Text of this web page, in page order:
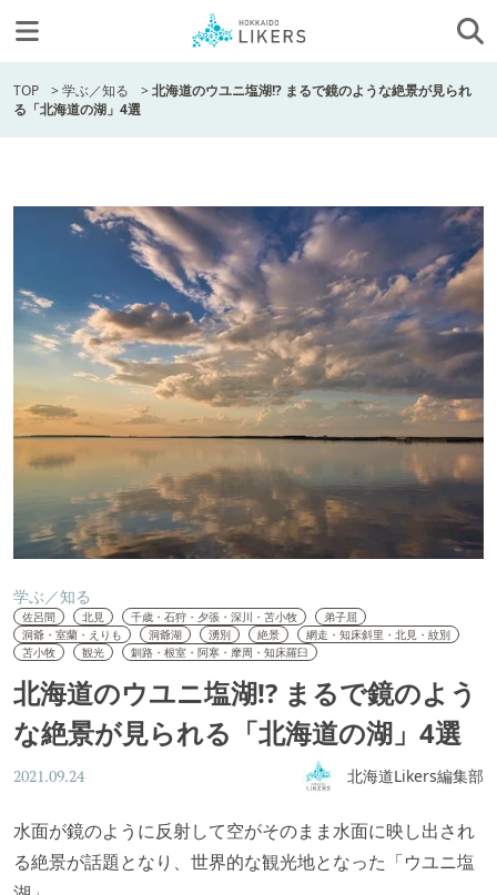
TOP >学ぶ／知る >北海道のウユニ塩湖!? まるで鏡のような絶景が見られ
る「北海道の湖」4選
学ぶ／知る
佐呂間 北見 千歳・石狩・夕張・深川・苫小牧
弟子屈
洞爺・室蘭・えりも
洞爺湖 湧別 絶景
網走・知床斜里・北見・紋別
苫小牧
観光 釧路・根室・阿寒・摩周・知床羅臼
北海道のウユニ塩湖!? まるで鏡のよう
な絶景が見られる「北海道の湖」4選
2021.09.24 北海道Likers編集部
水面が鏡のように反射して空がそのまま水面に映し出され
る絶景が話題となり、世界的な観光地となった「ウユニ塩